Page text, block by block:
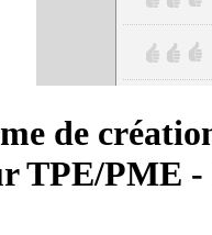
de
TPE/PME